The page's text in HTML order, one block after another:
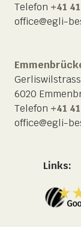
Telefon +41
office@egli-
6020
Telefon +41
office@egli-
Links: